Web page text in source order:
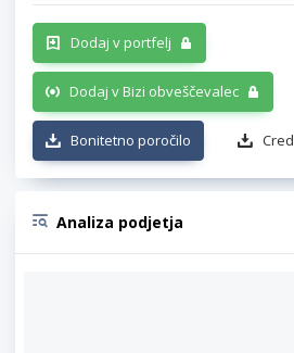
Dodaj v portfelj
Dodaj v Bizi obveščevalec
Bonitetno poročilo
Analiza podjetja